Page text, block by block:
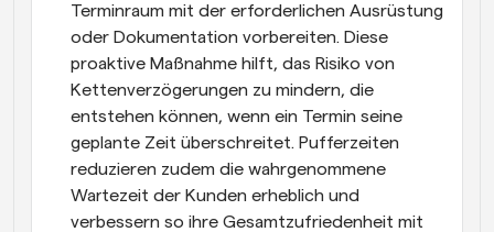
Terminraum mit der erforderlichen Ausrüstung
oder Dokumentation vorbereiten. Diese
proaktive Maßnahme hilft, das Risiko von
Kettenverzögerungen zu mindern, die
entstehen können, wenn ein Termin seine
geplante Zeit überschreitet. Pufferzeiten
reduzieren zudem die wahrgenommene
Wartezeit der Kunden erheblich und
verbessern so ihre Gesamtzufriedenheit mit